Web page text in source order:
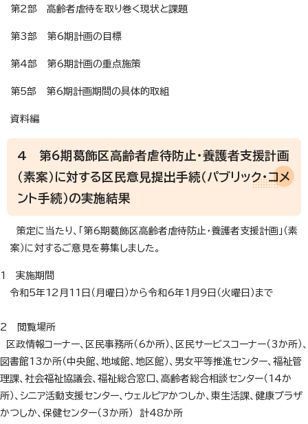
第2部 高齢者虐待を取り巻く現状と課題
第3部 第6期計画の目標
第4部 第6期計画の重点施策
第5部 第6期計画期間の具体的取組
資料編
4 第6期葛飾区高齢者虐待防止・養護者支援計画
（素案）に対する区民意見提出手続（パブリック・コメ
ント手続）の実施結果
策定に当たり、「第6期葛飾区高齢者虐待防止・養護者支援計画」（素
案）に対するご意見を募集しました。
1 実施期間
令和5年12月11日（月曜日）から令和6年1月9日（火曜日）まで
2 閲覧場所
区政情報コーナー、区民事務所（6か所）、区民サービスコーナー（3か所）、
図書館13か所（中央館、地域館、地区館）、男女平等推進センター、福祉管
理課、社会福祉協議会、福祉総合窓口、高齢者総合相談センター（14か
所）、シニア活動支援センター、ウェルピアかつしか、東生活課、健康プラザ
かつしか、保健センター（3か所） 計48か所